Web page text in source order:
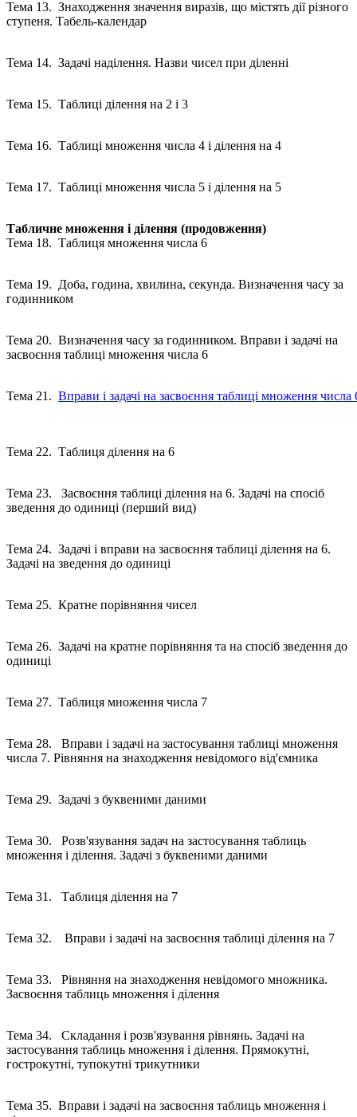
Тема 13. Знаходження значення виразів, що містять дії різного
ступеня. Табель-календар
Тема 14. Задачі наділення. Назви чисел при діленні
Тема 15. Таблиці ділення на 2 і 3
Тема 16. Таблиці множення числа 4 і ділення на 4
Тема 17. Таблиці множення числа 5 і ділення на 5
Табличне множення і ділення (продовження)
Тема 18. Таблиця множення числа 6
Тема 19. Доба, година, хвилина, секунда. Визначення часу за
годинником
Тема 20. Визначення часу за годинником. Вправи і задачі на
засвоєння таблиці множення числа 6
Тема 21. Вправи і задачі на засвоєння таблиці множення числа
Тема 22. Таблиця ділення на 6
Тема 23. Засвоєння таблиці ділення на 6. Задачі на спосіб
зведення до одиниці (перший вид)
Тема 24. Задачі і вправи на засвоєння таблиці ділення на 6.
Задачі на зведення до одиниці
Тема 25. Кратне порівняння чисел
Тема 26. Задачі на кратне порівняння та на спосіб зведення до
одиниці
Тема 27. Таблиця множення числа 7
Тема 28. Вправи і задачі на застосування таблиці множення
числа 7. Рівняння на знаходження невідомого від'ємника
Тема 29. Задачі з буквеними даними
Тема 30. Розв'язування задач на застосування таблиць
множення і ділення. Задачі з буквеними даними
Тема 31. Таблиця ділення на 7
Тема 32. Вправи і задачі на засвоєння таблиці ділення на 7
Тема 33. Рівняння на знаходження невідомого множника.
Засвоєння таблиць множення і ділення
Тема 34. Складання і розв'язування рівнянь. Задачі на
застосування таблиць множення і ділення. Прямокутні,
гострокутні, тупокутні трикутники
Тема 35. Вправи і задачі на засвоєння таблиць множення і